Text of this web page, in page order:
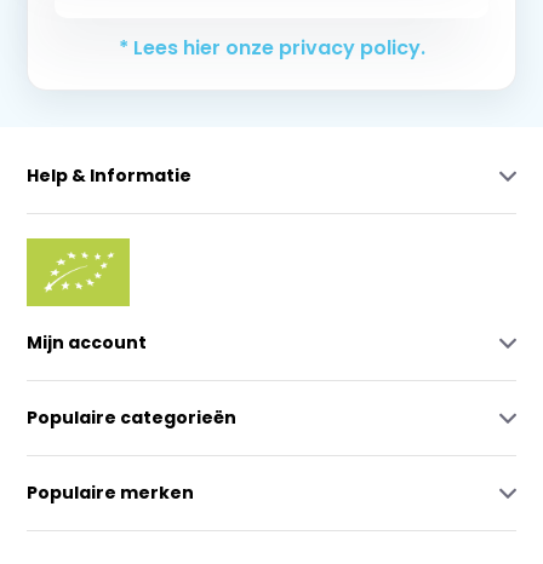
* Lees hier onze privacy policy.
Help & Informatie
Mijn account
Populaire categorieën
Populaire merken